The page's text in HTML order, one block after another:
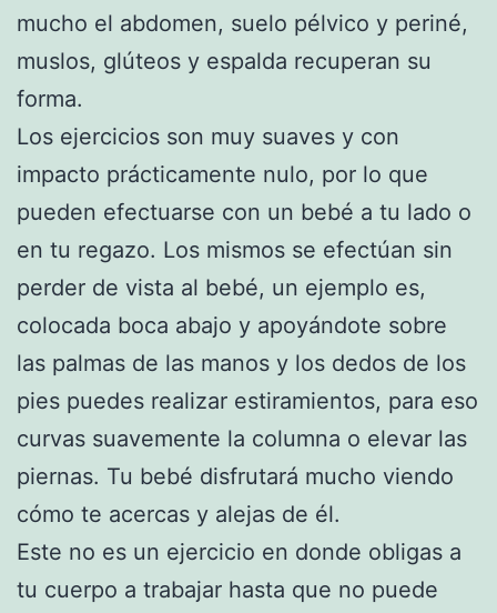
mucho el abdomen, suelo pélvico y periné,
muslos, glúteos y espalda recuperan su
forma.
Los ejercicios son muy suaves y con
impacto prácticamente nulo, por lo que
pueden efectuarse con un bebé a tu lado o
en tu regazo. Los mismos se efectúan sin
perder de vista al bebé, un ejemplo es,
colocada boca abajo y apoyándote sobre
las palmas de las manos y los dedos de los
pies puedes realizar estiramientos, para eso
curvas suavemente la columna o elevar las
piernas. Tu bebé disfrutará mucho viendo
cómo te acercas y alejas de él.
Este no es un ejercicio en donde obligas a
tu cuerpo a trabajar hasta que no puede